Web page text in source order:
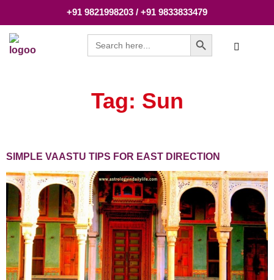
+91 9821998203 / +91 9833833479
Search
for:
Search Button
Tag: Sun
SIMPLE VAASTU TIPS FOR EAST DIRECTION